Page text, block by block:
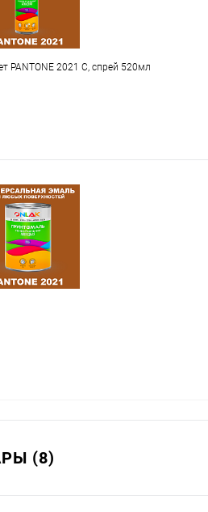
PANTONE 2021 C, спрей 520мл
(8)